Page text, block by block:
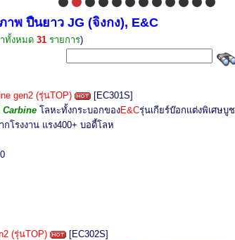
พ ปืนยาว JG (จิงกง), E&C
ทั้งหมด 31รายการ)
gen2 (รุ่นTOP)
[EC301S]
Carbine โลหะทั้งกระบอกของE&Cรุ่นเกียร์บ๊อกแต่งพิเศษบูช
โรงงาน แรง400+ บอดี้โลห
(รุ่นTOP)
[EC302S]